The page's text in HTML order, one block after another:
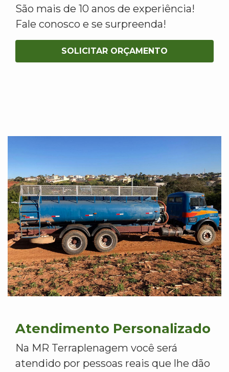
São mais de 10 anos de experiência!
Fale conosco e se surpreenda!
SOLICITAR ORÇAMENTO
Atendimento Personalizado
Na MR Terraplenagem você será
atendido por pessoas reais que lhe dão